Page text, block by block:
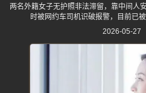
两名外籍女子无护照非法滞留，靠中间人
时被网约车司机识破报警，目前已
2026-05-27